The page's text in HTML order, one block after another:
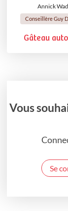
Annick
Conseillère Guy
Gâteau
Vous
Se